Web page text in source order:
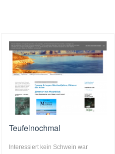
Teufelnochmal
Interessiert kein Schwein war